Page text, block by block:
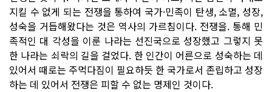
지킬 수 없게 되는 전쟁을 통하여 국가·민족이 탄생, 소멸, 성장,
성숙을 거듭해왔다는 것은 역사의 가르침이다. 전쟁을. 통해 민
족적인 대 각성을 이룬 나라는 선진국으로 성장했고 그렇지 못
한 나라는 쇠락의 길을 걸었다. 한 인간이 어른으로 성숙하는 데
있어서 때로는 주먹다짐이 필요하듯 한 국가로서 존립하고 성장
하는 데 있어서 전쟁은 피할 수 없는 명제인 것이다.